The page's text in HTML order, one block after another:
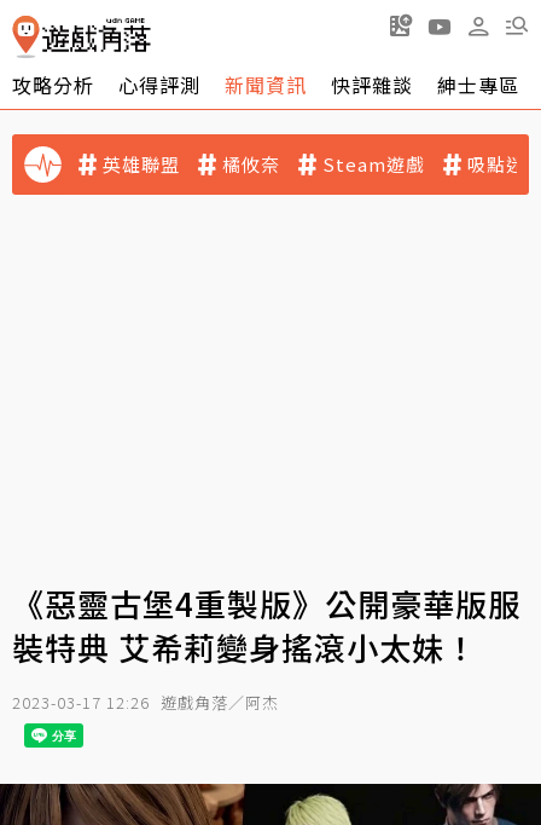
攻略分析 心得評測 新聞資訊 快評雜談 紳士專區
英雄聯盟 橘攸奈 Steam遊戲 吸點迷
《惡靈古堡4重製版》公開豪華版服
裝特典 艾希莉變身搖滾小太妹！
2023-03-17 12:26 遊戲角落／阿杰